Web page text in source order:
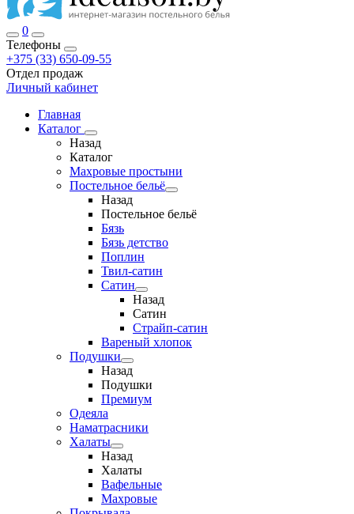
0
Телефоны
+375 (33) 650-09-55
Отдел продаж
Личный кабинет
Главная
Каталог
Назад
Каталог
Махровые простыни
Постельное бельё
Назад
Постельное бельё
Бязь
Бязь детство
Поплин
Твил-сатин
Сатин
Назад
Сатин
Страйп-сатин
Вареный хлопок
Подушки
Назад
Подушки
Премиум
Одеяла
Наматрасники
Халаты
Назад
Халаты
Вафельные
Махровые